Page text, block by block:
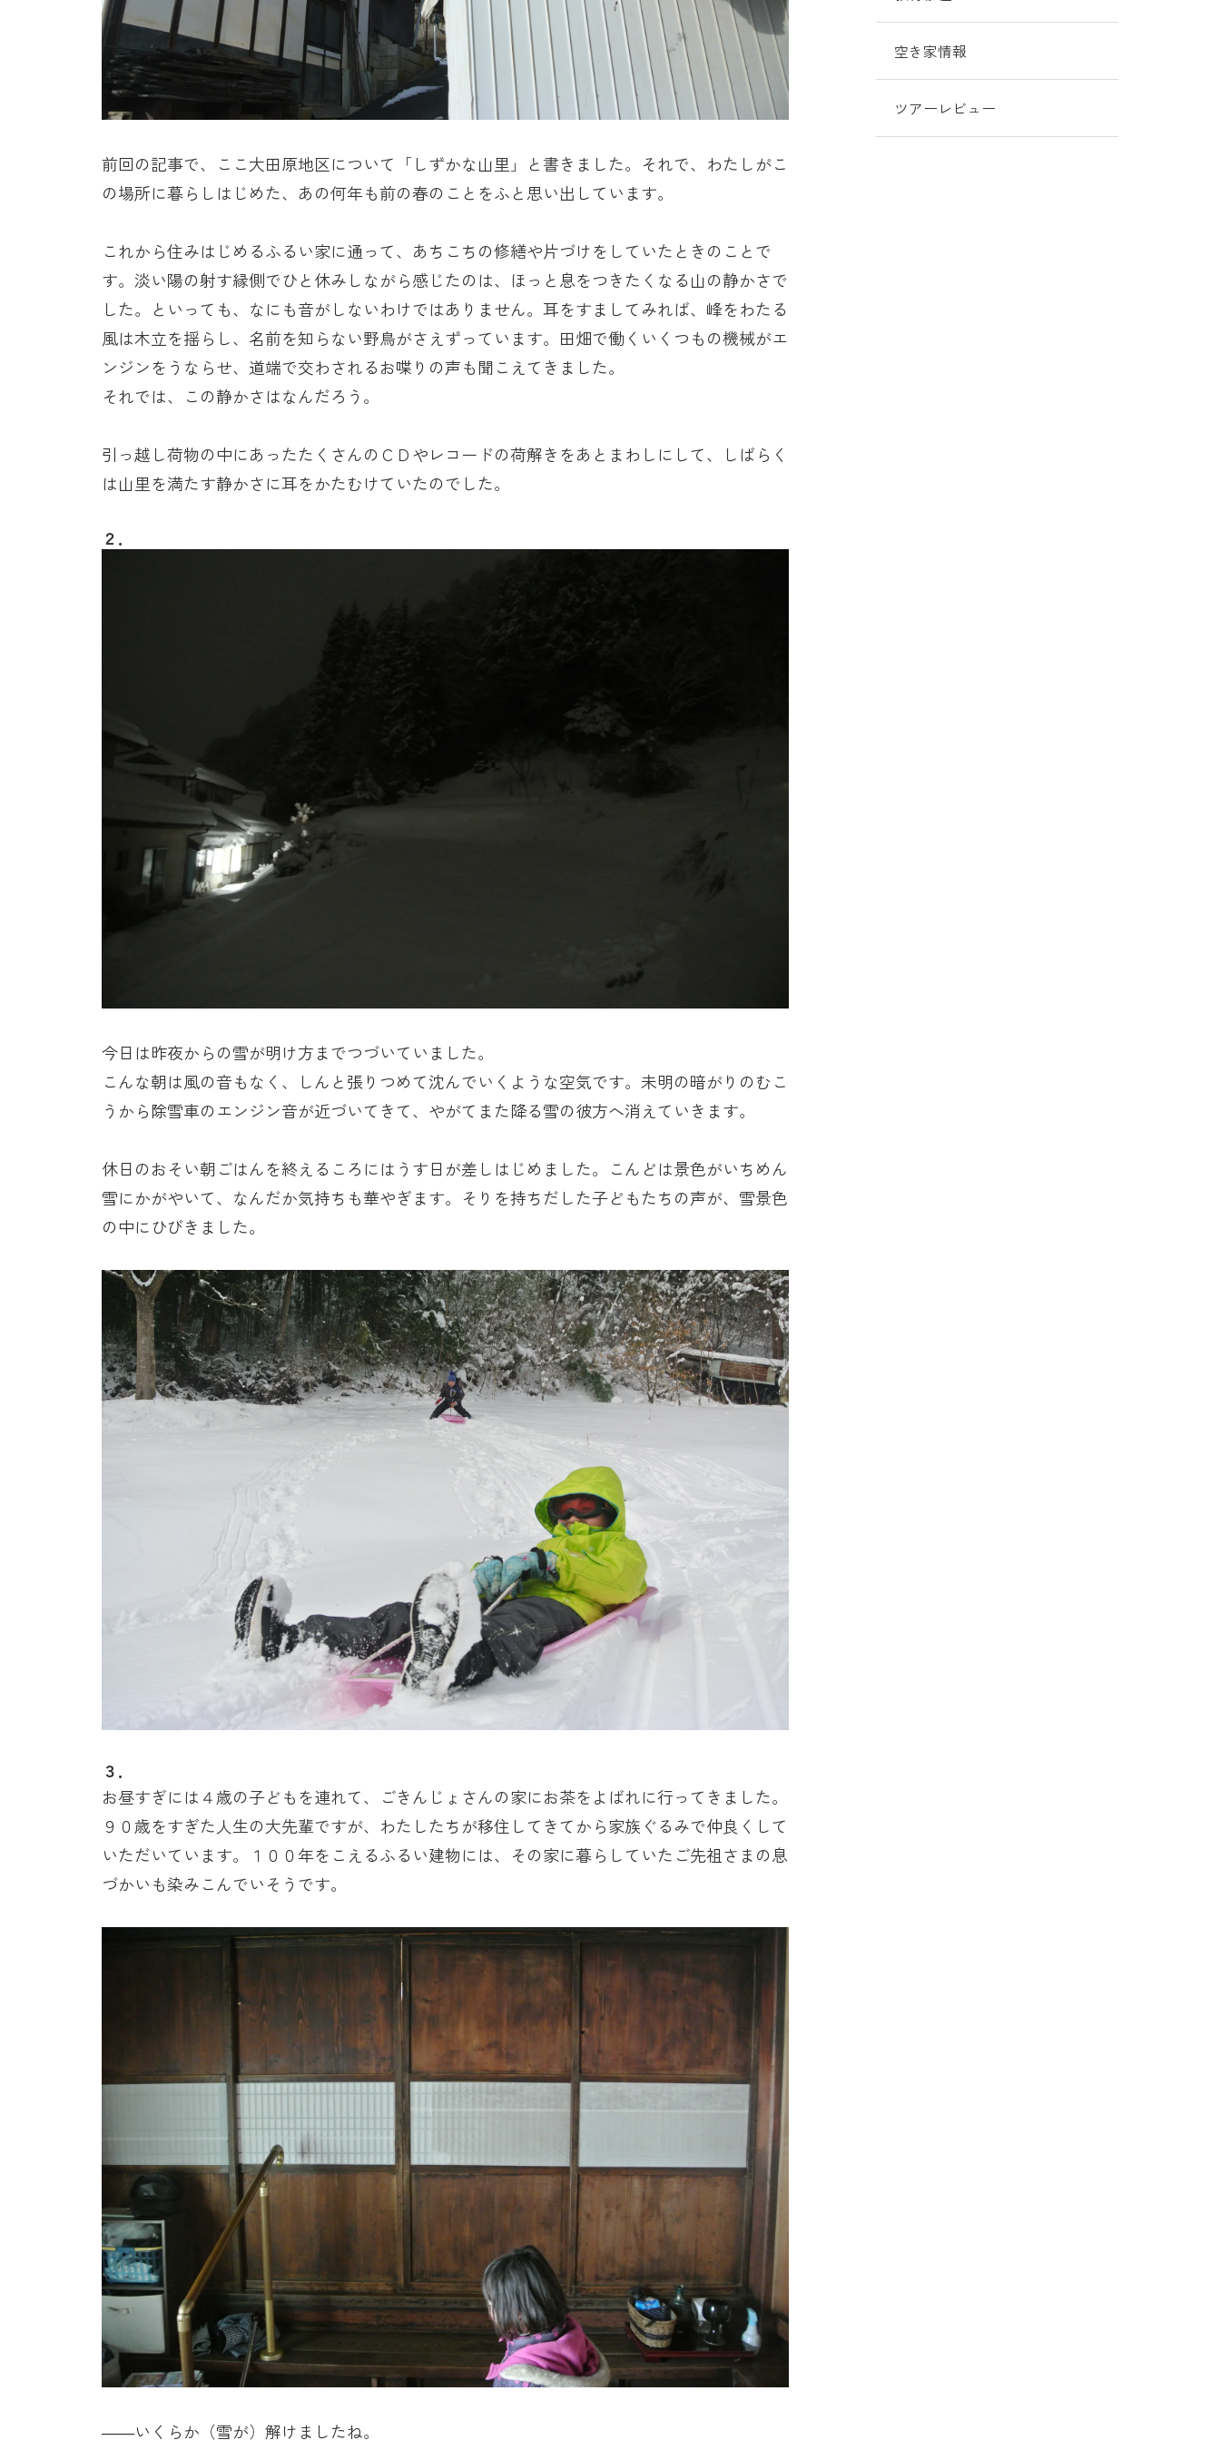
前回の記事で、ここ大田原地区について「しずかな山里」と書きました。それで、わたしがこ
の場所に暮らしはじめた、あの何年も前の春のことをふと思い出しています。
これから住みはじめるふるい家に通って、あちこちの修繕や片づけをしていたときのことで
す。淡い陽の射す縁側でひと休みしながら感じたのは、ほっと息をつきたくなる山の静かさで
した。といっても、なにも音がしないわけではありません。耳をすましてみれば、峰をわたる
風は木立を揺らし、名前を知らない野鳥がさえずっています。田畑で働くいくつもの機械がエ
ンジンをうならせ、道端で交わされるお喋りの声も聞こえてきました。
それでは、この静かさはなんだろう。
引っ越し荷物の中にあったたくさんのＣＤやレコードの荷解きをあとまわしにして、しばらく
は山里を満たす静かさに耳をかたむけていたのでした。
２．
今日は昨夜からの雪が明け方までつづいていました。
こんな朝は風の音もなく、しんと張りつめて沈んでいくような空気です。未明の暗がりのむこ
うから除雪車のエンジン音が近づいてきて、やがてまた降る雪の彼方へ消えていきます。
休日のおそい朝ごはんを終えるころにはうす日が差しはじめました。こんどは景色がいちめん
雪にかがやいて、なんだか気持ちも華やぎます。そりを持ちだした子どもたちの声が、雪景色
の中にひびきました。
３．
お昼すぎには４歳の子どもを連れて、ごきんじょさんの家にお茶をよばれに行ってきました。
９０歳をすぎた人生の大先輩ですが、わたしたちが移住してきてから家族ぐるみで仲良くして
いただいています。１００年をこえるふるい建物には、その家に暮らしていたご先祖さまの息
づかいも染みこんでいそうです。
――いくらか（雪が）解けましたね。
空き家情報
ツアーレビュー